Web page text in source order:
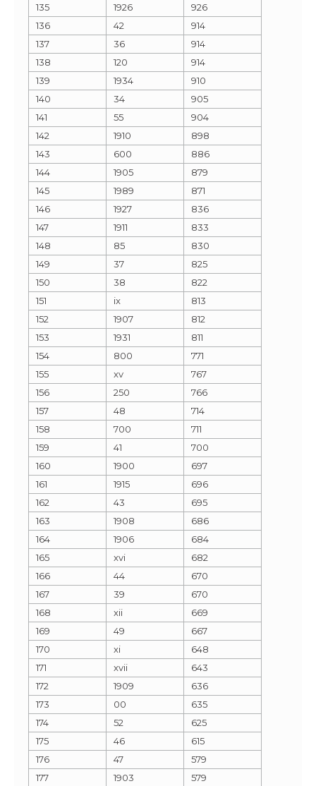
135
1926
926
136
42
914
137
36
914
138
120
914
139
1934
910
140
34
905
141
55
904
142
1910
898
143
600
886
144
1905
879
145
1989
871
146
1927
836
147
1911
833
148
85
830
149
37
825
150
38
822
151
ix
813
152
1907
812
153
1931
811
154
800
771
155
xv
767
156
250
766
157
48
714
158
700
711
159
41
700
160
1900
697
161
1915
696
162
43
695
163
1908
686
164
1906
684
165
xvi
682
166
44
670
167
39
670
168
xii
669
169
49
667
170
xi
648
171
xvii
643
172
1909
636
173
00
635
174
52
625
175
46
615
176
47
579
177
1903
579